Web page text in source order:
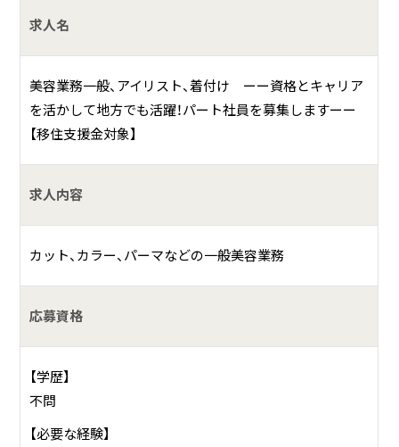
求人名
美容業務一般、アイリスト、着付け ーー資格とキャリア
を活かして地方でも活躍！パート社員を募集しますーー
【移住支援金対象】
求人内容
カット、カラー、パーマなどの一般美容業務
応募資格
【学歴】
不問
【必要な経験】